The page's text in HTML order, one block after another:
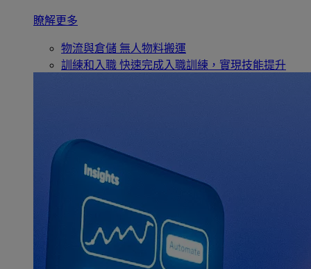
瞭解更多
物流與倉儲 無人物料搬運
訓練和入職 快速完成入職訓練，實現技能提升